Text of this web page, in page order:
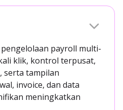
payroll multi-
klik, kontrol terpusat,
serta tampilan
invoice, dan data
meningkatkan